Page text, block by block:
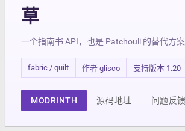
草
一个指南书 API，也是 Patchouli 的替代方案
fabric / quilt 作者 glisco 支持版本 1.20
MODRINTH 源码地址 问题反馈